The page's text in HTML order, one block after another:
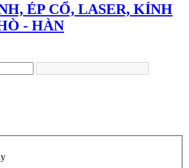
ÉP CỔ, LASER, KÍNH
- HÀN